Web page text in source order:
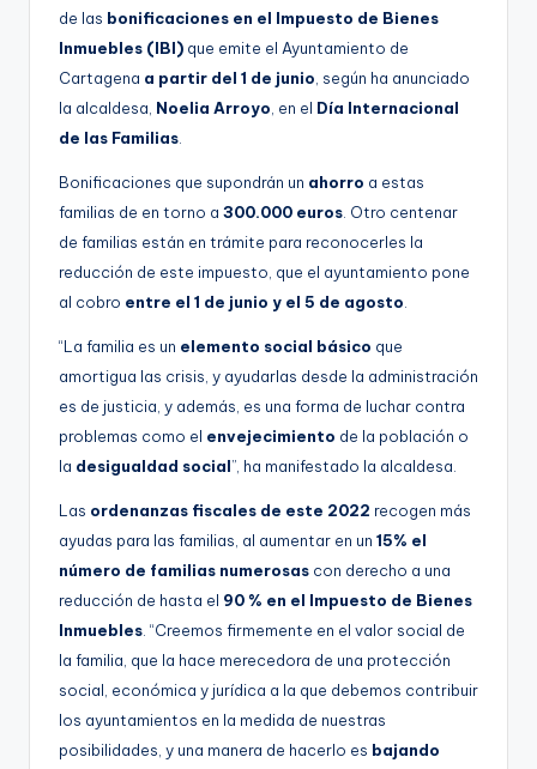
de las bonificaciones en el Impuesto de Bienes
Inmuebles (IBI) que emite el Ayuntamiento de
Cartagena a partir del 1 de junio, según ha anunciado
la alcaldesa, Noelia Arroyo, en el Día Internacional
de las Familias.
Bonificaciones que supondrán un ahorro a estas
familias de en torno a 300.000 euros. Otro centenar
de familias están en trámite para reconocerles la
reducción de este impuesto, que el ayuntamiento pone
al cobro entre el 1 de junio y el 5 de agosto.
“La familia es un elemento social básico que
amortigua las crisis, y ayudarlas desde la administración
es de justicia, y además, es una forma de luchar contra
problemas como el envejecimiento de la población o
la desigualdad social”, ha manifestado la alcaldesa.
Las ordenanzas fiscales de este 2022 recogen más
ayudas para las familias, al aumentar en un 15% el
número de familias numerosas con derecho a una
reducción de hasta el 90 % en el Impuesto de Bienes
Inmuebles. “Creemos firmemente en el valor social de
la familia, que la hace merecedora de una protección
social, económica y jurídica a la que debemos contribuir
los ayuntamientos en la medida de nuestras
posibilidades, y una manera de hacerlo es bajando